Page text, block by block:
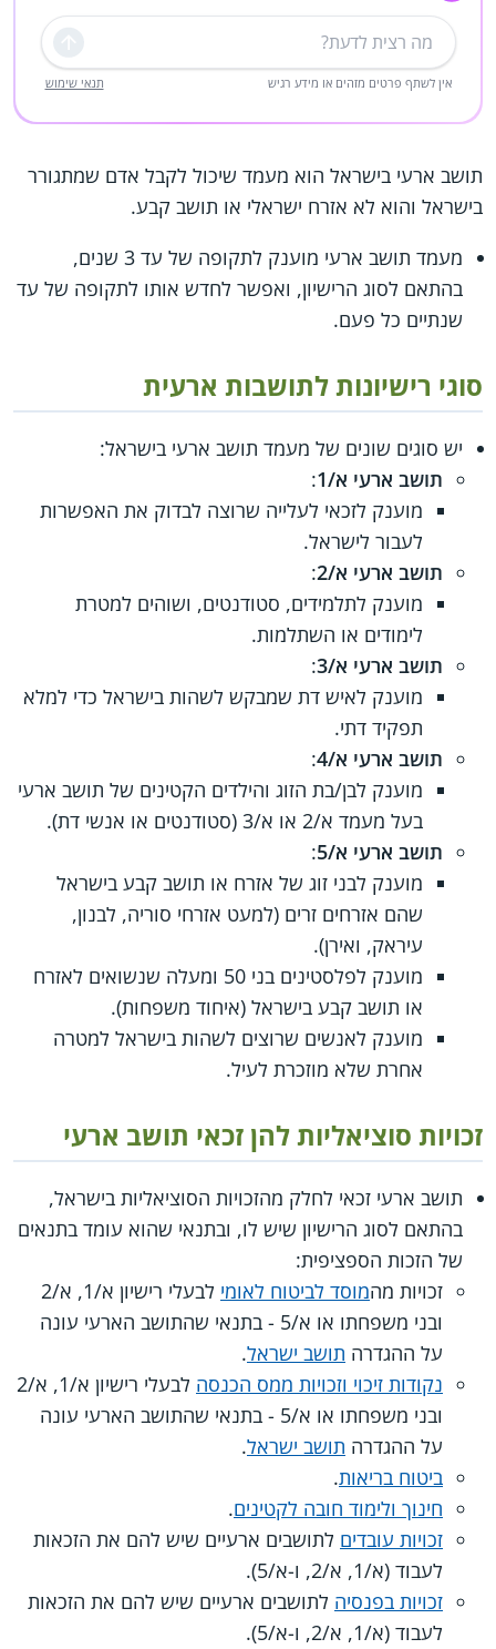
שליחה
אין לשתף פרטים מזהים או מידע רגיש תנאי שימוש
תושב ארעי בישראל הוא מעמד שיכול לקבל אדם שמתגורר
בישראל והוא לא אזרח ישראלי או תושב קבע.
מעמד תושב ארעי מוענק לתקופה של עד 3 שנים,
בהתאם לסוג הרישיון, ואפשר לחדש אותו לתקופה של עד
שנתיים כל פעם.
סוגי רישיונות לתושבות ארעית
יש סוגים שונים של מעמד תושב ארעי בישראל:
תושב ארעי א/1 :
מוענק לזכאי לעלייה שרוצה לבדוק את האפשרות
לעבור לישראל.
תושב ארעי א/2 :
מוענק לתלמידים, סטודנטים, ושוהים למטרת
לימודים או השתלמות.
תושב ארעי א/3 :
מוענק לאיש דת שמבקש לשהות בישראל כדי למלא
תפקיד דתי.
תושב ארעי א/4 :
מוענק לבן/בת הזוג והילדים הקטינים של תושב ארעי
בעל מעמד א/2 או א/3 (סטודנטים או אנשי דת).
תושב ארעי א/5 :
מוענק לבני זוג של אזרח או תושב קבע בישראל
שהם אזרחים זרים (למעט אזרחי סוריה, לבנון,
עיראק, ואירן).
מוענק לפלסטינים בני 50 ומעלה שנשואים לאזרח
או תושב קבע בישראל (איחוד משפחות).
מוענק לאנשים שרוצים לשהות בישראל למטרה
אחרת שלא מוזכרת לעיל.
זכויות סוציאליות להן זכאי תושב ארעי
תושב ארעי זכאי לחלק מהזכויות הסוציאליות בישראל,
בהתאם לסוג הרישיון שיש לו, ובתנאי שהוא עומד בתנאים
של הזכות הספציפית:
זכויות מהמוסד לביטוח לאומי
לבעלי רישיון א/1, א/2
ובני משפחתו או א/5 - בתנאי שהתושב הארעי עונה
על ההגדרה תושב ישראל.
נקודות זיכוי וזכויות ממס הכנסה
לבעלי רישיון א/1, א/2
ובני משפחתו או א/5 - בתנאי שהתושב הארעי עונה
על ההגדרה תושב ישראל.
ביטוח בריאות.
חינוך ולימוד חובה לקטינים.
זכויות עובדים לתושבים ארעיים שיש להם את הזכאות
לעבוד (א/1, א/2, ו-א/5).
זכויות בפנסיה לתושבים ארעיים שיש להם את הזכאות
לעבוד (א/1, א/2, ו-א/5).